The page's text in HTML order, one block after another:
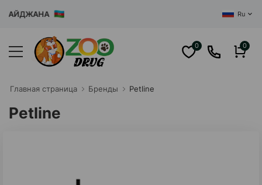
Ru
0 0
Главная cтраница Бренды Petline
Petline